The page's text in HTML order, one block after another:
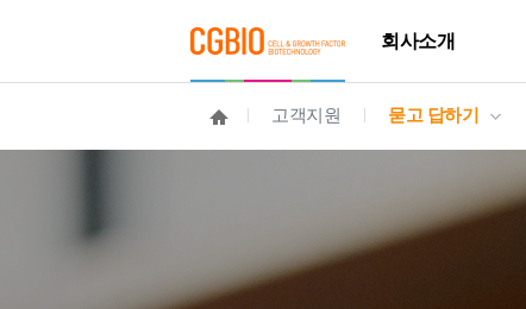
회사소개
고객지원 묻고 답하기